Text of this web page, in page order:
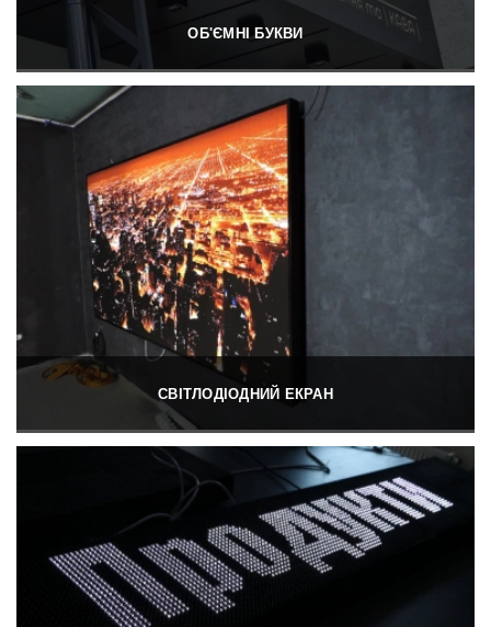
ОБ'ЄМНІ БУКВИ
СВІТЛОДІОДНИЙ ЕКРАН